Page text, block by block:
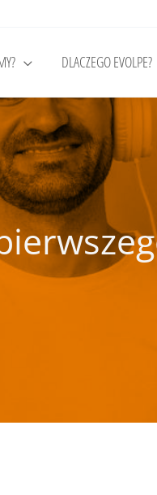
DLACZEGO EVOLPE?